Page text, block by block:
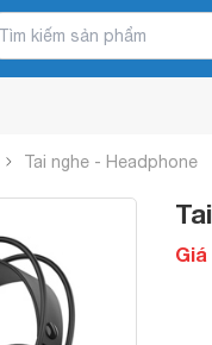
Tai nghe - Headphone